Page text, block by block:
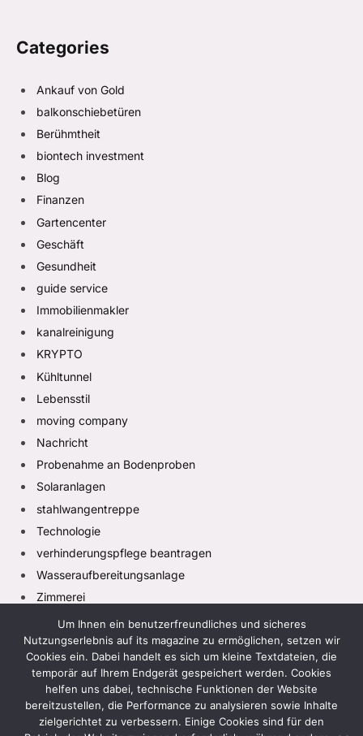
Categories
Ankauf von Gold
balkonschiebetüren
Berühmtheit
biontech investment
Blog
Finanzen
Gartencenter
Geschäft
Gesundheit
guide service
Immobilienmakler
kanalreinigung
KRYPTO
Kühltunnel
Lebensstil
moving company
Nachricht
Probenahme an Bodenproben
Solaranlagen
stahlwangentreppe
Technologie
verhinderungspflege beantragen
Wasseraufbereitungsanlage
Zimmerei
Facebook
X
InstagramPinterestTikTok
Um Ihnen ein benutzerfreundliches und sicheres
Nutzungserlebnis auf its magazine zu ermöglichen, setzen wir
Cookies ein. Dabei handelt es sich um kleine Textdateien, die
temporär auf Ihrem Endgerät gespeichert werden. Cookies
helfen uns dabei, technische Funktionen der Website
bereitzustellen, die Performance zu analysieren sowie Inhalte
zielgerichtet zu verbessern. Einige Cookies sind für den